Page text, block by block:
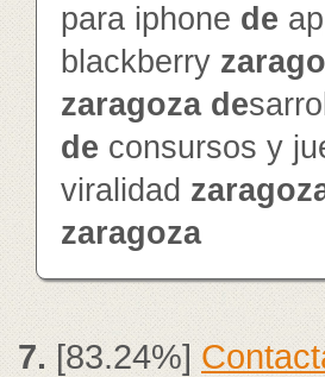
para iphone de
blackberry
zaragoza de
de consursos y
viralidad
zaragoza
7. [83.24%]